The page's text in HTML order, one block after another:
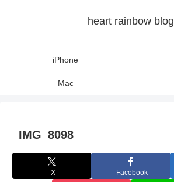
heart rainbow blog
iPhone
Mac
IMG_8098
X Facebook